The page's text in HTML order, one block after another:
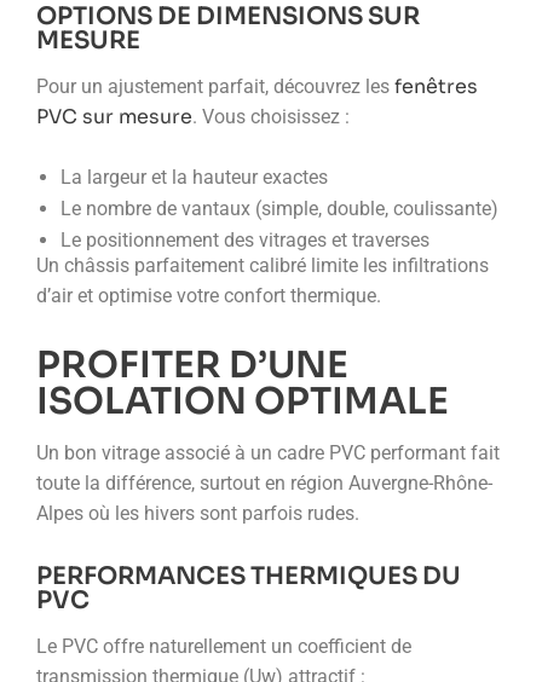
OPTIONS DE DIMENSIONS SUR
MESURE
Pour un ajustement parfait, découvrez les fenêtres
PVC sur mesure. Vous choisissez :
La largeur et la hauteur exactes
Le nombre de vantaux (simple, double, coulissante)
Le positionnement des vitrages et traverses
Un châssis parfaitement calibré limite les infiltrations
d’air et optimise votre confort thermique.
PROFITER D’UNE
ISOLATION OPTIMALE
Un bon vitrage associé à un cadre PVC performant fait
toute la différence, surtout en région Auvergne-Rhône-
Alpes où les hivers sont parfois rudes.
PERFORMANCES THERMIQUES DU
PVC
Le PVC offre naturellement un coefficient de
transmission thermique (Uw) attractif :